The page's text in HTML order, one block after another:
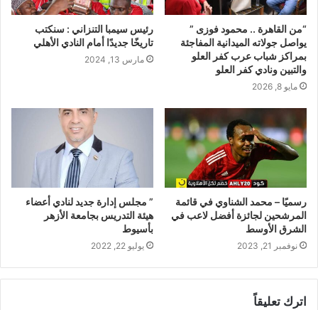
“من القاهرة .. محمود فوزى ”
يواصل جولاته الميدانية المفاجئة
بمراكز شباب عرب كفر العلو
والتبين ونادي كفر العلو
مايو 8, 2026
رئيس سيمبا التنزاني : سنكتب
تاريخًا جديدًا أمام النادي الأهلي
مارس 13, 2024
رسميًا – محمد الشناوي في قائمة
المرشحين لجائزة أفضل لاعب في
الشرق الأوسط
نوفمبر 21, 2023
” مجلس إدارة جديد لنادي أعضاء
هيئة التدريس بجامعة الأزهر
بأسيوط
يوليو 22, 2022
اترك تعليقاً